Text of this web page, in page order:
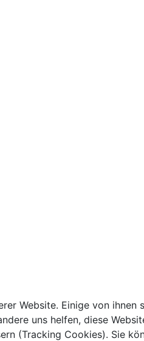
Website. Einige von ihnen
uns helfen, diese
(Tracking Cookies). Sie